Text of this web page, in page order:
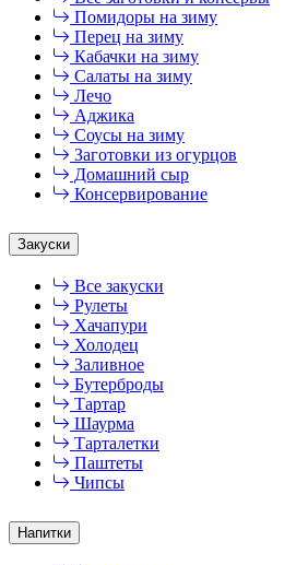
Помидоры на зиму
Перец на зиму
Кабачки на зиму
Салаты на зиму
Лечо
Аджика
Соусы на зиму
Заготовки из огурцов
Домашний сыр
Консервирование
Закуски
Все закуски
Рулеты
Хачапури
Холодец
Заливное
Бутерброды
Тартар
Шаурма
Тарталетки
Паштеты
Чипсы
Напитки